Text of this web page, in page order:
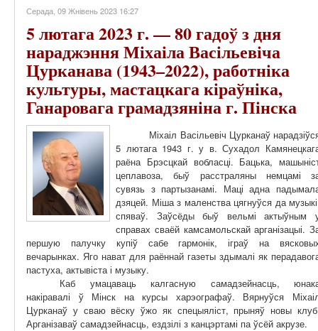
Серада, 09 Жнівень 2023 16:27
5 лютага 2023 г. — 80 гадоў з дня
нараджэння Міхаіла Васільевіча
Цурканава (1943–2022), работніка
культуры, мастацкага кіраўніка,
Ганаровага грамадзяніна г. Пінска
Міхаіл Васільевіч Цурканаў
5 лютага 1943 г. у в. Сухадол
раёна Брэсцкай вобласці. Бацька,
цеплавоза, быў расстраляны немцамі
сувязь з партызанамі. Маці адна
дзяцей. Міша з маленства цягнуўся да
спяваў. Заўсёды быў вельмі актыўным
справах сваёй камсамольскай арганізацыі.
першую палучку купіў сабе гармонік, іграў на
вечарынках. Яго нават для раённай газеты здымалі як
пастуха, актывіста і музыку.
Каб умацаваць калгасную самадзейнасць,
накіравалі ў Мінск на курсы харэографаў. Вярнуўся
Цурканаў у сваю вёску ўжо як спецыяліст, прыняў новы
Арганізаваў самадзейнасць, ездзілі з канцэртамі па ўсёй акрузе.